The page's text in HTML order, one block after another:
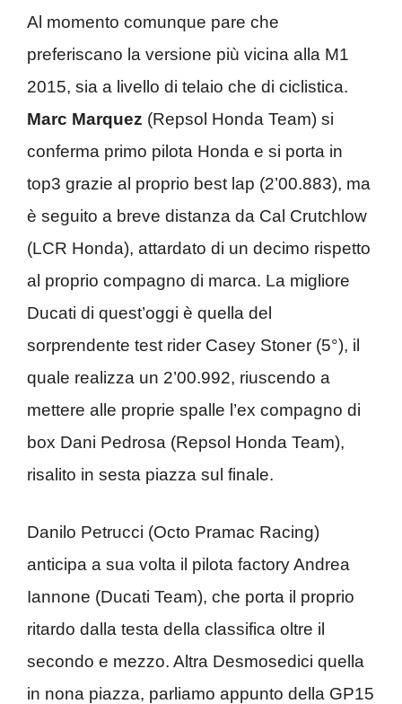
Al momento comunque pare che
preferiscano la versione più vicina alla M1
2015, sia a livello di telaio che di ciclistica.
Marc Marquez (Repsol Honda Team) si
conferma primo pilota Honda e si porta in
top3 grazie al proprio best lap (2’00.883), ma
è seguito a breve distanza da Cal Crutchlow
(LCR Honda), attardato di un decimo rispetto
al proprio compagno di marca. La migliore
Ducati di quest’oggi è quella del
sorprendente test rider Casey Stoner (5°), il
quale realizza un 2’00.992, riuscendo a
mettere alle proprie spalle l’ex compagno di
box Dani Pedrosa (Repsol Honda Team),
risalito in sesta piazza sul finale.
Danilo Petrucci (Octo Pramac Racing)
anticipa a sua volta il pilota factory Andrea
Iannone (Ducati Team), che porta il proprio
ritardo dalla testa della classifica oltre il
secondo e mezzo. Altra Desmosedici quella
in nona piazza, parliamo appunto della GP15